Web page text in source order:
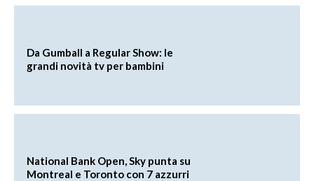
Da Gumball a Regular Show: le
grandi novità tv per bambini
National Bank Open, Sky punta su
Montreal e Toronto con 7 azzurri